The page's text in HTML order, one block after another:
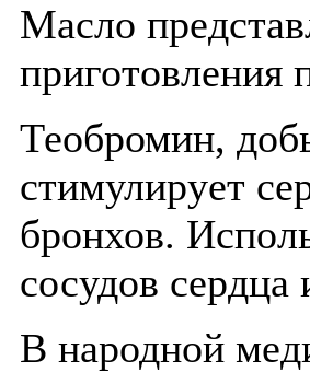
Масло
приготовления
Теобромин,
стимулирует
бронхов.
сосудов сердца
В народной